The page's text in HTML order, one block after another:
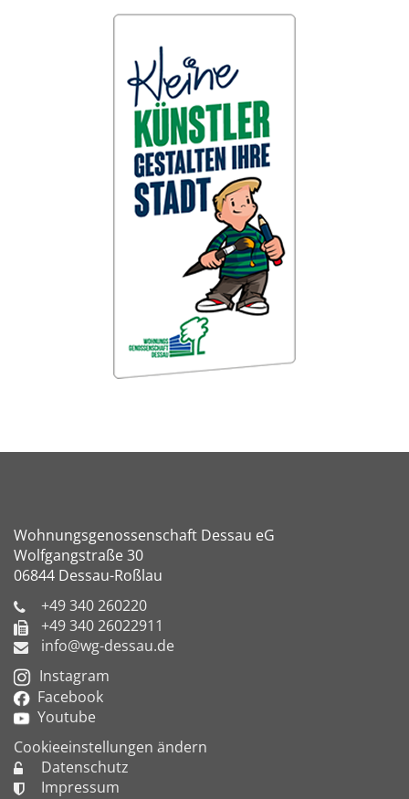
Wohnungsgenossenschaft Dessau eG
Wolfgangstraße 30
06844 Dessau-Roßlau
+49 340 260220
+49 340 26022911
info@wg-dessau.de
Instagram
Facebook
Youtube
Cookieeinstellungen ändern
Datenschutz
Impressum